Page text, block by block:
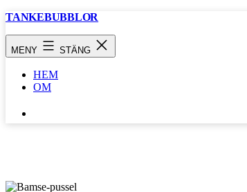
Hoppa
TANKEBUBBLOR
MENY STÄNG
HEM
OM
…